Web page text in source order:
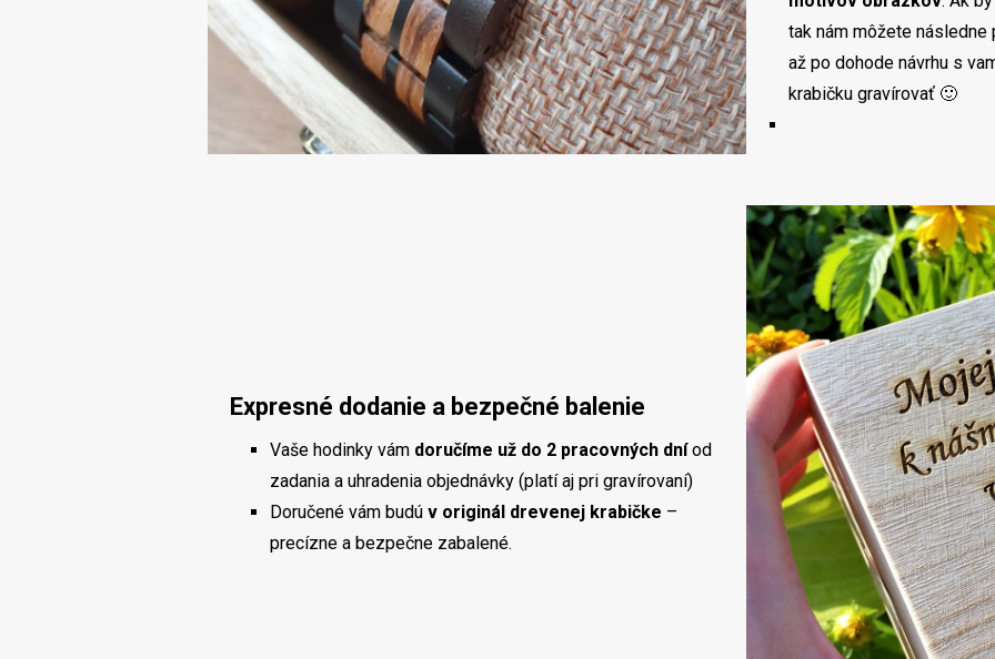
tak nám môžete následne
až po dohode návrhu s
krabičku gravírovať 🙂
Expresné dodanie a bezpečné balenie
Vaše hodinky vám doručíme už do 2 pracovných dníod
zadania a uhradenia objednávky (platí aj pri gravírovaní)
Doručené vám budú v originál drevenej krabičke –
precízne a bezpečne zabalené.